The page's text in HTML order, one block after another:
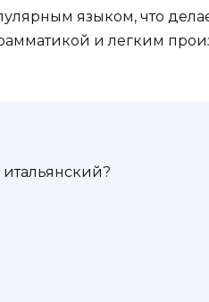
языком, что
и легким